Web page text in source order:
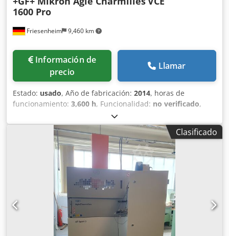
Friesenheim 9,460 km
1600 Pro
Información de
precio
Llamar
Estado: usado, Año de fabricación: 2014, horas de
funcionamiento: 3,600 h, Funcionalidad: no verificado,
Agie Charmilles / Mikron VCE 1600 Pro, centro de
mecanizado CNC Fabricante: Chjdpfx Aezmh Nqjngja
Modelo: VCE 1600 Pro Año de fabricación: 2014 Horas de
funcionamiento: ver fotos Información adicional disponible
bajo petición.
Clasificado